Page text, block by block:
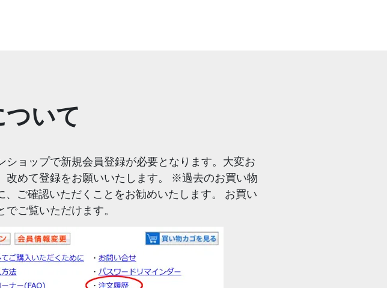
いて
ョップで新規会員登録が必要となります。大変お
改めて登録をお願いいたします。 ※過去のお買い物
ご確認いただくことをお勧めいたします。 お買い
ご覧いただけます。